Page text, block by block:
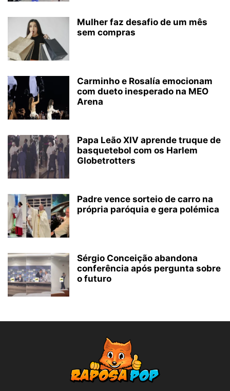
Mulher faz desafio de um mês
sem compras
Carminho e Rosalía emocionam
com dueto inesperado na MEO
Arena
Papa Leão XIV aprende truque de
basquetebol com os Harlem
Globetrotters
Padre vence sorteio de carro na
própria paróquia e gera polémica
Sérgio Conceição abandona
conferência após pergunta sobre
o futuro